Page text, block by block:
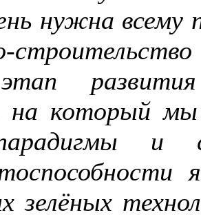
нужна всему
развития
на который мы
и
зелёных